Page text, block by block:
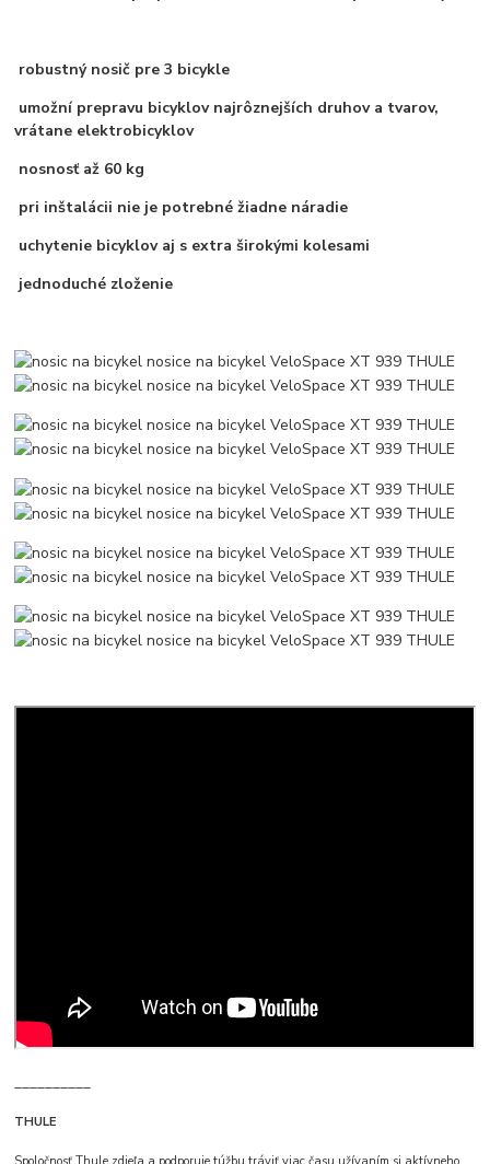
robustný nosič pre 3 bicykle
umožní prepravu bicyklov najrôznejších druhov a tvarov,
vrátane elektrobicyklov
nosnosť až 60 kg
pri inštalácii nie je potrebné žiadne náradie
uchytenie bicyklov aj s extra širokými kolesami
jednoduché zloženie
__________
THULE